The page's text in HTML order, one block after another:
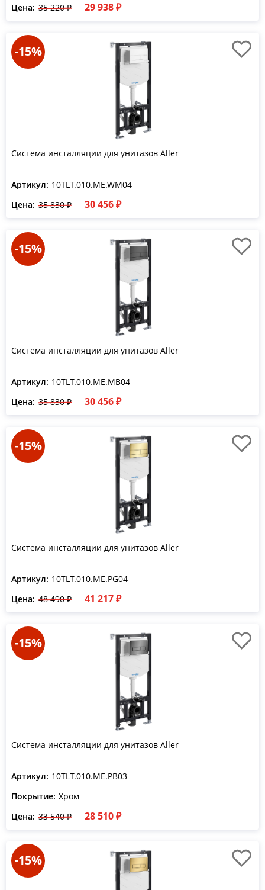
Цена: 35 220 ₽ 29 938 ₽
-15%
Система инсталляции для унитазов Aller
Артикул: 10TLT.010.ME.WM04
Цена: 35 830 ₽ 30 456 ₽
-15%
Система инсталляции для унитазов Aller
Артикул: 10TLT.010.ME.MB04
Цена: 35 830 ₽ 30 456 ₽
-15%
Система инсталляции для унитазов Aller
Артикул: 10TLT.010.ME.PG04
Цена: 48 490 ₽ 41 217 ₽
-15%
Система инсталляции для унитазов Aller
Артикул: 10TLT.010.ME.PB03
Покрытие: Хром
Цена: 33 540 ₽ 28 510 ₽
-15%